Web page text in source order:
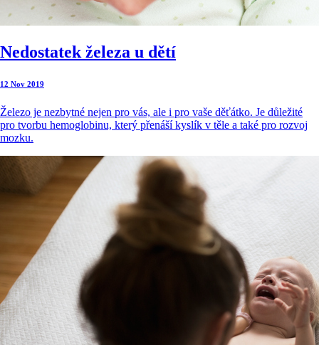
Nedostatek železa u dětí
12 Nov 2019
Železo je nezbytné nejen pro vás, ale i pro vaše děťátko. Je důležité
pro tvorbu hemoglobinu, který přenáší kyslík v těle a také pro rozvoj
mozku.